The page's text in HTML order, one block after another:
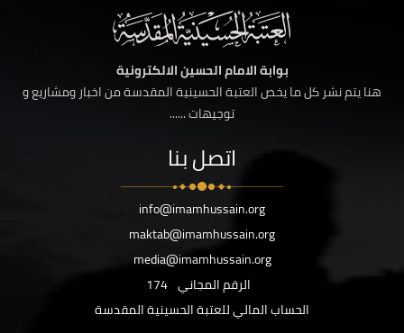
بوابة الامام الحسين الالكترونية
هنا يتم نشر كل ما يخص العتبة الحسينية المقدسة من اخبار ومشاريع و
توجيهات ......
اتصل بنا
info@imamhussain.org
maktab@imamhussain.org
media@imamhussain.org
الرقم المجاني 174
الحساب المالي للعتبة الحسينية المقدسة